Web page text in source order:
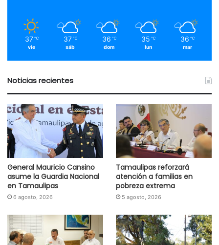
37 ℃
vie
37 ℃
sáb
36 ℃
dom
35 ℃
lun
36 ℃
mar
Noticias recientes
General Mauricio Cansino
asume la Guardia Nacional
en Tamaulipas
6 agosto, 2026
Tamaulipas reforzará
atención a familias en
pobreza extrema
5 agosto, 2026